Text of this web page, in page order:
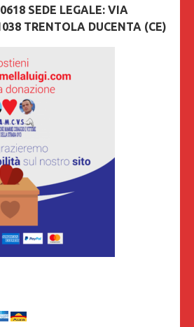
SEDE LEGALE: VIA
TRENTOLA DUCENTA (CE)